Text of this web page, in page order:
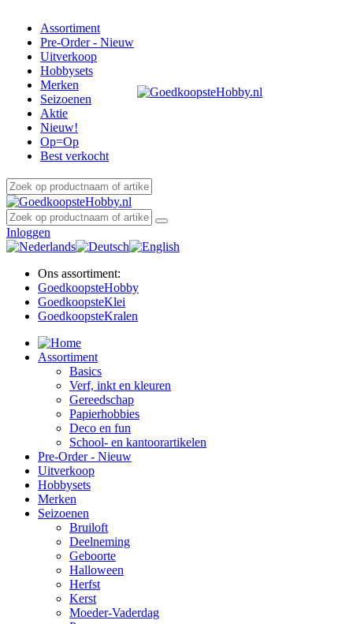
Assortiment
Pre-Order - Nieuw
Uitverkoop
Hobbysets
Merken
Seizoenen
Aktie
Nieuw!
Op=Op
Best verkocht
Inloggen
Ons assortiment:
GoedkoopsteHobby
GoedkoopsteKlei
GoedkoopsteKralen
Assortiment
Basics
Verf, inkt en kleuren
Gereedschap
Papierhobbies
Deco en fun
School- en kantoorartikelen
Pre-Order - Nieuw
Uitverkoop
Hobbysets
Merken
Seizoenen
Bruiloft
Deelneming
Geboorte
Halloween
Herfst
Kerst
Moeder-Vaderdag